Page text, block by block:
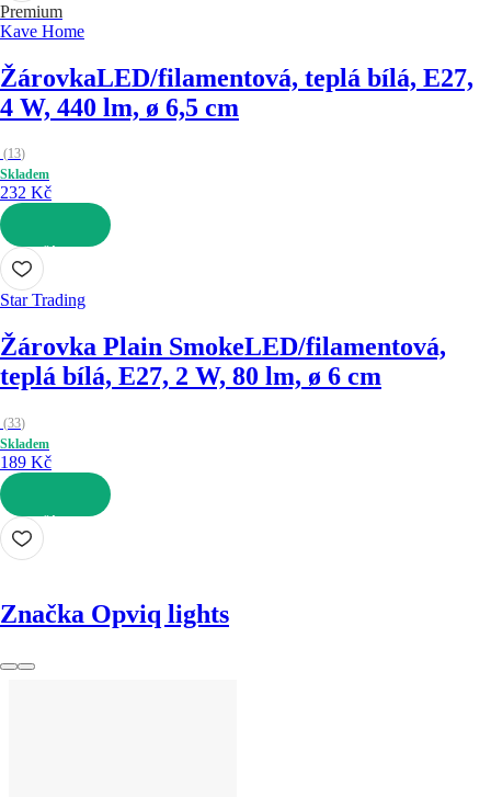
Premium
Kave Home
ŽárovkaLED/filamentová, teplá bílá, E27,
4 W, 440 lm, ø 6,5 cm
(13)
Skladem
232 Kč
DO KOŠÍKU
Star Trading
Žárovka Plain SmokeLED/filamentová,
teplá bílá, E27, 2 W, 80 lm, ø 6 cm
(33)
Skladem
189 Kč
DO KOŠÍKU
Značka Opviq lights